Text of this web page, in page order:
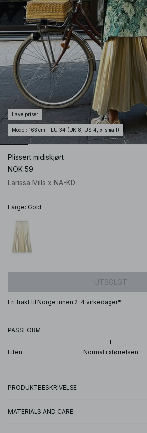
Lave priser
Model : 163 cm - EU 34 (UK 8, US 4, x-small)
Plissert midiskjørt
NOK 59
Larissa Mills x NA-KD
Farge: Gold
UTSOLGT
Fri frakt til Norge innen 2-4 virkedager*
PASSFORM
Liten Normal i størrelsen
PRODUKTBESKRIVELSE
MATERIALS AND CARE